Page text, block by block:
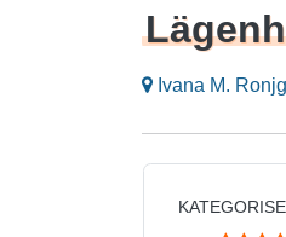
Ivana M.